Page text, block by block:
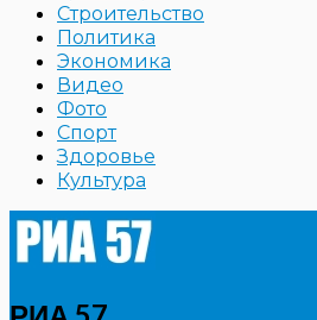
Строительство
Политика
Экономика
Видео
Фото
Спорт
Здоровье
Культура